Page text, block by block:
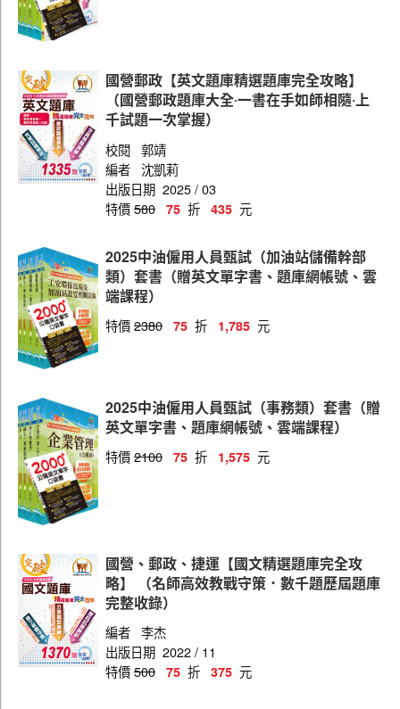
國營郵政【英文題庫精選題庫完全攻略】
（國營郵政題庫大全‧一書在手如師相隨‧上
千試題一次掌握）
校閱 郭靖
編者 沈凱莉
出版日期 2025 / 03
特價580 75 折 435 元
2025中油僱用人員甄試（加油站儲備幹部
類）套書（贈英文單字書、題庫網帳號、雲
端課程）
特價2380 75 折 1,785 元
2025中油僱用人員甄試（事務類）套書（贈
英文單字書、題庫網帳號、雲端課程）
特價2100 75 折 1,575 元
國營、郵政、捷運【國文精選題庫完全攻
略】 （名師高效教戰守策．數千題歷屆題庫
完整收錄）
編者 李杰
出版日期 2022 / 11
特價500 75 折 375 元